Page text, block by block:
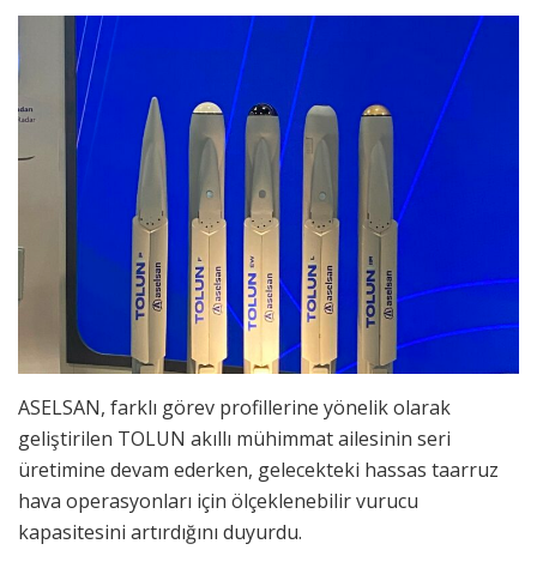
ASELSAN, farklı görev profillerine yönelik olarak
geliştirilen TOLUN akıllı mühimmat ailesinin seri
üretimine devam ederken, gelecekteki hassas taarruz
hava operasyonları için ölçeklenebilir vurucu
kapasitesini artırdığını duyurdu.